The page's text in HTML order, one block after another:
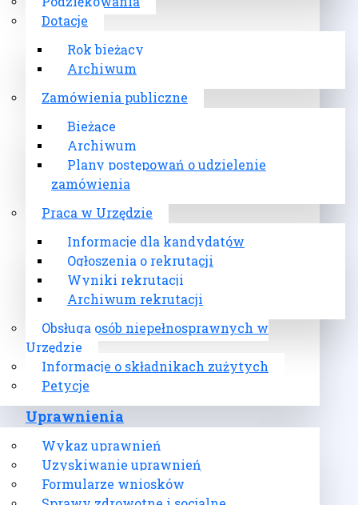
Dotacje
Rok bieżący
Archiwum
Zamówienia publiczne
Bieżące
Archiwum
Plany postępowań o udzielenie
zamówienia
Praca w Urzędzie
Informacje dla kandydatów
Ogłoszenia o rekrutacji
Wyniki rekrutacji
Archiwum rekrutacji
Obsługa osób niepełnosprawnych w
Urzędzie
Informacje o składnikach zużytych
Petycje
Uprawnienia
Wykaz uprawnień
Uzyskiwanie uprawnień
Formularze wniosków